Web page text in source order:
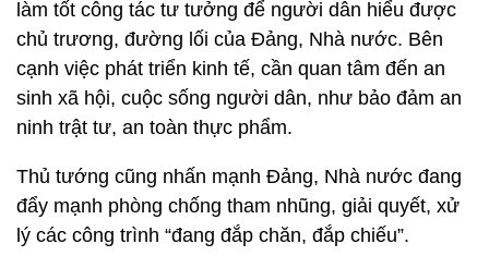
làm tốt công tác tư tưởng để người dân hiểu được
chủ trương, đường lối của Đảng, Nhà nước. Bên
cạnh việc phát triển kinh tế, cần quan tâm đến an
sinh xã hội, cuộc sống người dân, như bảo đảm an
ninh trật tư, an toàn thực phẩm.
Thủ tướng cũng nhấn mạnh Đảng, Nhà nước đang
đẩy mạnh phòng chống tham nhũng, giải quyết, xử
lý các công trình “đang đắp chăn, đắp chiếu”.